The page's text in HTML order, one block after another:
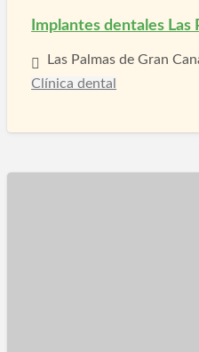
Implantes dentales Las
Las Palmas de Gran
Clínica dental